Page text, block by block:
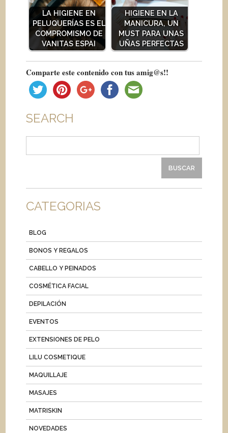
LA HIGIENE EN
PELUQUERÍAS ES EL
COMPROMISMO DE
VANITAS ESPAI
HIGIENE EN LA
MANICURA, UN
MUST PARA UNAS
UÑAS PERFECTAS
Comparte este contenido con tus amig@s!!
SEARCH
CATEGORIAS
BLOG
BONOS Y REGALOS
CABELLO Y PEINADOS
COSMÉTICA FACIAL
DEPILACIÓN
EVENTOS
EXTENSIONES DE PELO
LILU COSMETIQUE
MAQUILLAJE
MASAJES
MATRISKIN
NOVEDADES